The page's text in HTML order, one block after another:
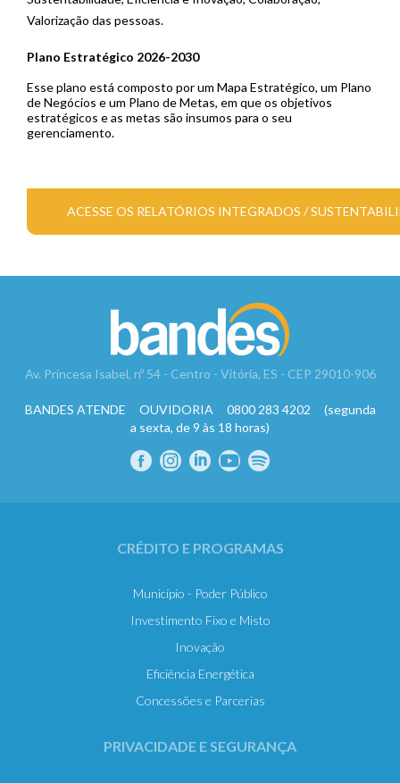
Valorização das pessoas.
Plano Estratégico 2026-2030
Esse plano está composto por um Mapa Estratégico, um Plano
de Negócios e um Plano de Metas, em que os objetivos
estratégicos e as metas são insumos para o seu
gerenciamento.
ACESSE OS RELATÓRIOS INTEGRADOS /
Av. Princesa Isabel, nº 54 - Centro - Vitória, ES - CEP 29010-906
BANDES ATENDE OUVIDORIA 0800 283 4202 (segunda
a sexta, de 9 às 18 horas)
CRÉDITO E PROGRAMAS
Município - Poder Público
Investimento Fixo e Misto
Inovação
Eficiência Energética
Concessões e Parcerias
PRIVACIDADE E SEGURANÇA